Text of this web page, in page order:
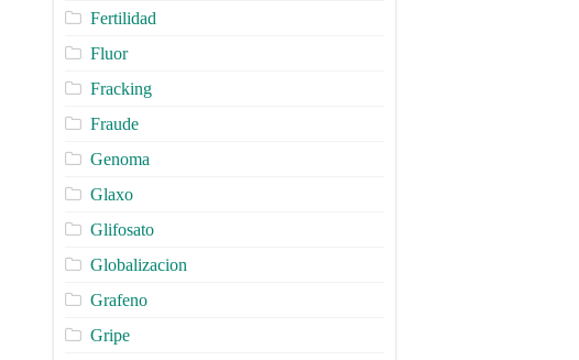
Fertilidad
Fluor
Fracking
Fraude
Genoma
Glaxo
Glifosato
Globalizacion
Grafeno
Gripe